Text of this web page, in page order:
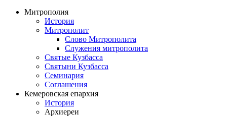
Митрополия
История
Митрополит
Слово Митрополита
Служения митрополита
Святые Кузбасса
Святыни Кузбасса
Семинария
Соглашения
Кемеровская епархия
История
Архиереи